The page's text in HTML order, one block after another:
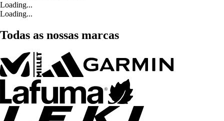
Loading...
Loading...
Todas as nossas marcas